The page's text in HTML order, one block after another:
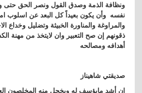
ونظافة الذمة وصدق القول ونصر الحق حتى
نفسه وأن يكون بعيداً كل البعد عن اسلوب
والمراوغة والمناورة الخبيثة وتضليل وخداع
ذقونهم إن صح التعبير وان لايتخذ من مهنة
أهدافه ومصالحه
صديقتي شاهيناز
إن أشد مايؤسف له ويخجل منه المخلصون